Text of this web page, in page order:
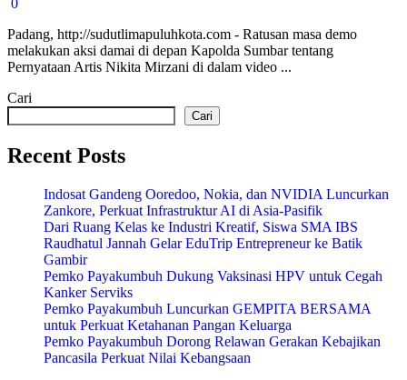
Padang, http://sudutlimapuluhkota.com - Ratusan masa demo
melakukan aksi damai di depan Kapolda Sumbar tentang
Pernyataan Artis Nikita Mirzani di dalam video ...
Cari
Cari
Recent Posts
Indosat Gandeng Ooredoo, Nokia, dan NVIDIA Luncurkan
Zankore, Perkuat Infrastruktur AI di Asia-Pasifik
Dari Ruang Kelas ke Industri Kreatif, Siswa SMA IBS
Raudhatul Jannah Gelar EduTrip Entrepreneur ke Batik
Gambir
Pemko Payakumbuh Dukung Vaksinasi HPV untuk Cegah
Kanker Serviks
Pemko Payakumbuh Luncurkan GEMPITA BERSAMA
untuk Perkuat Ketahanan Pangan Keluarga
Pemko Payakumbuh Dorong Relawan Gerakan Kebajikan
Pancasila Perkuat Nilai Kebangsaan